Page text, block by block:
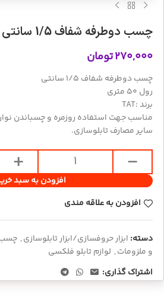
چسب دوطرفه شفاف 1/5 سانتی dcp
۲۷۰,۰۰۰تومان
چسب دوطرفه شفاف 1/5 سانتی
رول 50 متری
برند :TAT
مناسب جهت استفاده روزمره و چسباندن
سایر مصارف تابلوسازی.
افزودن به سبد
افزودن به علاقه مندی
دسته: ابزار حروفسازی/ابزار تابلوسازی,
و ملزومات, لوازم تابلو فلکسی
اشتراک گذاری: